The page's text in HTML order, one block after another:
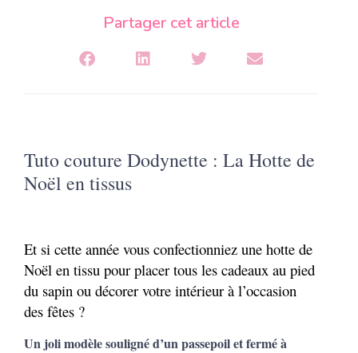
Partager cet article
Tuto couture Dodynette : La Hotte de
Noël en tissus
Et si cette année vous confectionniez une hotte de
Noël en tissu pour placer tous les cadeaux au pied
du sapin ou décorer votre intérieur à l’occasion
des fêtes ?
Un joli modèle souligné d’un passepoil et fermé à